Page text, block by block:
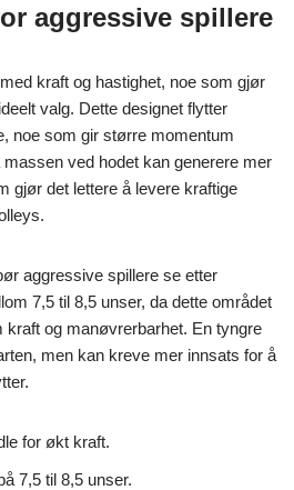
aggressive spillere
kraft og hastighet, noe som gjør
valg. Dette designet flytter
noe som gir større momentum
ved hodet kan generere mer
gjør det lettere å levere kraftige
aggressive spillere se etter
7,5 til 8,5 unser, da dette området
kraft og manøvrerbarhet. En tyngre
men kan kreve mer innsats for å
for økt kraft.
7,5 til 8,5 unser.